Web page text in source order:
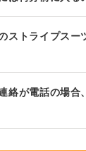
ストライプスー
絡が電話の場合